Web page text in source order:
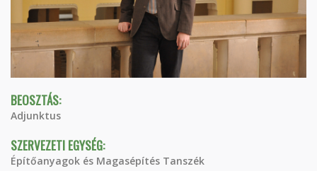
BEOSZTÁS:
Adjunktus
SZERVEZETI EGYSÉG:
Építőanyagok és Magasépítés Tanszék